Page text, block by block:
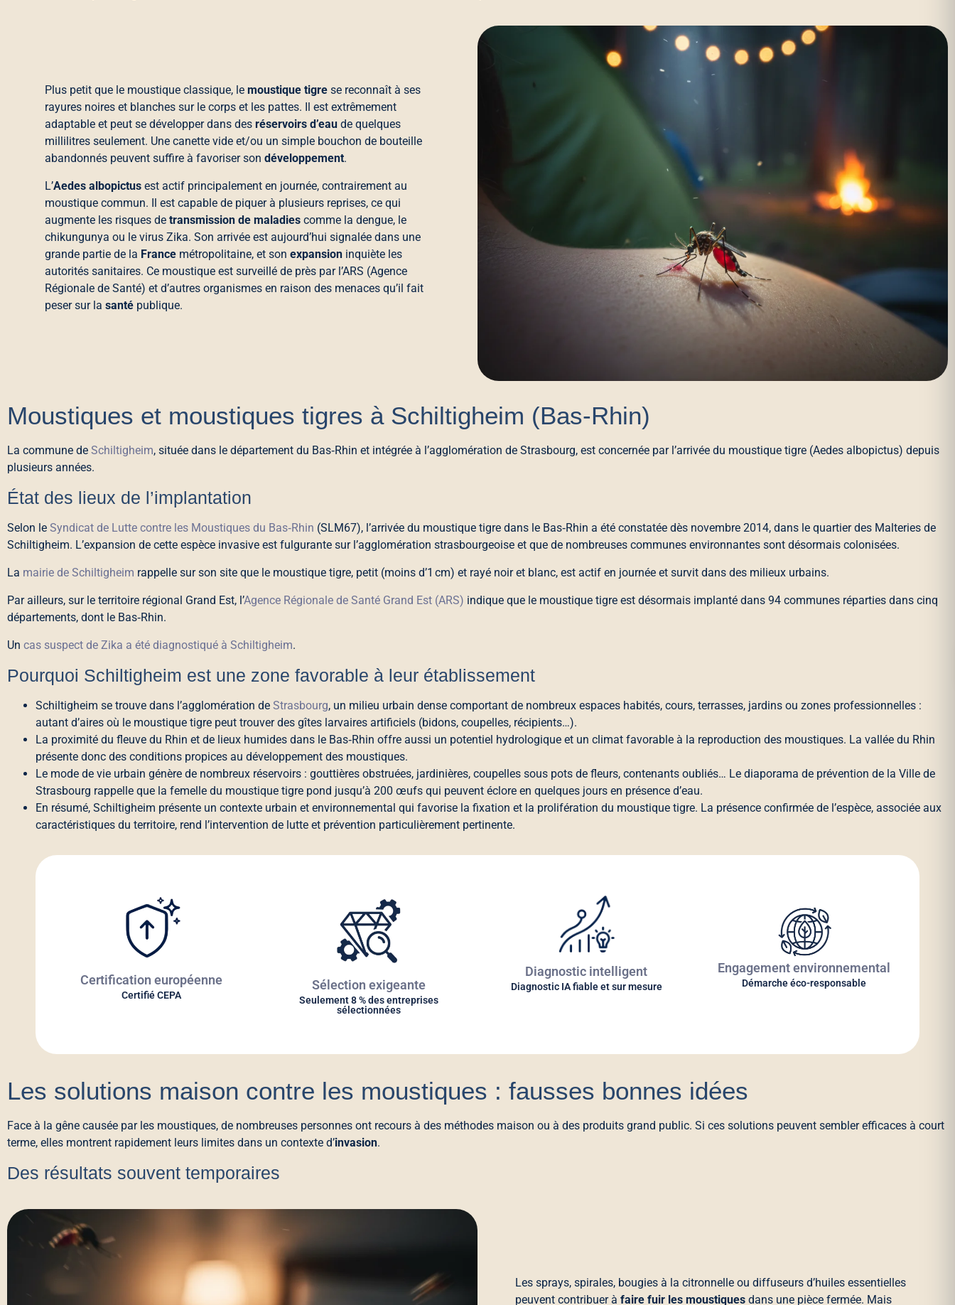
Plus petit que le moustique classique, le moustique tigrese reconnaît à ses
rayures noires et blanches sur le corps et les pattes. Il est extrêmement
adaptable et peut se développer dans des réservoirs d’eaude quelques
millilitres seulement. Une canette vide et/ou un simple bouchon de bouteille
abandonnés peuvent suffire à favoriser son développement.
L’Aedes albopictusest actif principalement en journée, contrairement au
moustique commun. Il est capable de piquer à plusieurs reprises, ce qui
augmente les risques de transmission de maladiescomme la dengue, le
chikungunya ou le virus Zika. Son arrivée est aujourd’hui signalée dans une
grande partie de la Francemétropolitaine, et son expansioninquiète les
autorités sanitaires. Ce moustique est surveillé de près par l’ARS (Agence
Régionale de Santé) et d’autres organismes en raison des menaces qu’il fait
peser sur la santépublique.
Moustiques et moustiques tigres à Schiltigheim (Bas‑Rhin)
La commune de Schiltigheim, située dans le département du Bas‑Rhin et intégrée à l’agglomération de Strasbourg, est concernée par l’arrivée du moustique tigre (Aedes albopictus) depuis
plusieurs années.
État des lieux de l’implantation
Selon le Syndicat de Lutte contre les Moustiques du Bas‑Rhin (SLM67), l’arrivée du moustique tigre dans le Bas‑Rhin a été constatée dès novembre 2014, dans le quartier des Malteries de
Schiltigheim. L’expansion de cette espèce invasive est fulgurante sur l’agglomération strasbourgeoise et que de nombreuses communes environnantes sont désormais colonisées.
La mairie de Schiltigheim rappelle sur son site que le moustique tigre, petit (moins d’1 cm) et rayé noir et blanc, est actif en journée et survit dans des milieux urbains.
Par ailleurs, sur le territoire régional Grand Est, l’Agence Régionale de Santé Grand Est (ARS) indique que le moustique tigre est désormais implanté dans 94 communes réparties dans cinq
départements, dont le Bas‑Rhin.
Un cas suspect de Zika a été diagnostiqué à Schiltigheim.
Pourquoi Schiltigheim est une zone favorable à leur établissement
Schiltigheim se trouve dans l’agglomération de Strasbourg, un milieu urbain dense comportant de nombreux espaces habités, cours, terrasses, jardins ou zones professionnelles :
autant d’aires où le moustique tigre peut trouver des gîtes larvaires artificiels (bidons, coupelles, récipients…).
La proximité du fleuve du Rhin et de lieux humides dans le Bas‑Rhin offre aussi un potentiel hydrologique et un climat favorable à la reproduction des moustiques. La vallée du Rhin
présente donc des conditions propices au développement des moustiques.
Le mode de vie urbain génère de nombreux réservoirs : gouttières obstruées, jardinières, coupelles sous pots de fleurs, contenants oubliés… Le diaporama de prévention de la Ville de
Strasbourg rappelle que la femelle du moustique tigre pond jusqu’à 200 œufs qui peuvent éclore en quelques jours en présence d’eau.
En résumé, Schiltigheim présente un contexte urbain et environnemental qui favorise la fixation et la prolifération du moustique tigre. La présence confirmée de l’espèce, associée aux
caractéristiques du territoire, rend l’intervention de lutte et prévention particulièrement pertinente.
Certification européenne
Certifié CEPA
Sélection exigeante
Seulement 8 % des entreprises
sélectionnées
Diagnostic intelligent
Diagnostic IA fiable et sur mesure
Engagement environnemental
Démarche éco-responsable
Les solutions maison contre les moustiques : fausses bonnes idées
Face à la gêne causée par les moustiques, de nombreuses personnes ont recours à des méthodes maison ou à des produits grand public. Si ces solutions peuvent sembler efficaces à court
terme, elles montrent rapidement leurs limites dans un contexte d’invasion.
Des résultats souvent temporaires
Les sprays, spirales, bougies à la citronnelle ou diffuseurs d’huiles essentielles
peuvent contribuer à faire fuir les moustiquesdans une pièce fermée. Mais